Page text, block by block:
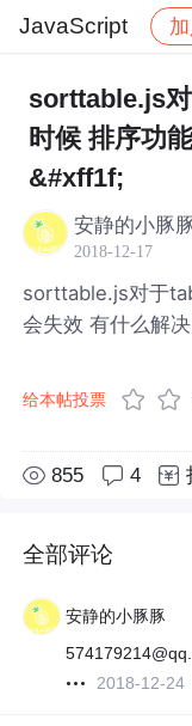
JavaScript
sorttable.js
时候 排序功
&#xff1f;
安静的小豚
2018-12-17
sorttable.js对于
会失效 有什么解
给本帖投票
855 4
全部评论
安静的小豚豚
2018-12-24